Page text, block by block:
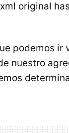
original
podemos ir
nuestro